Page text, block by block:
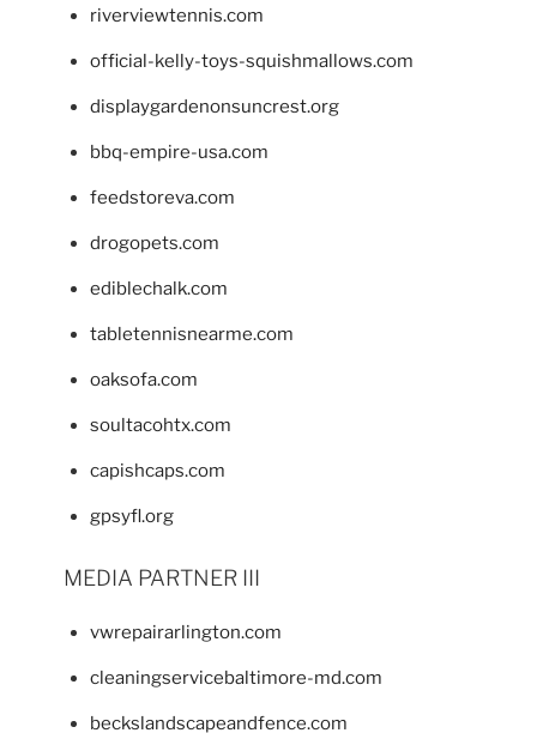
riverviewtennis.com
official-kelly-toys-squishmallows.com
displaygardenonsuncrest.org
bbq-empire-usa.com
feedstoreva.com
drogopets.com
ediblechalk.com
tabletennisnearme.com
oaksofa.com
soultacohtx.com
capishcaps.com
gpsyfl.org
MEDIA PARTNER III
vwrepairarlington.com
cleaningservicebaltimore-md.com
beckslandscapeandfence.com